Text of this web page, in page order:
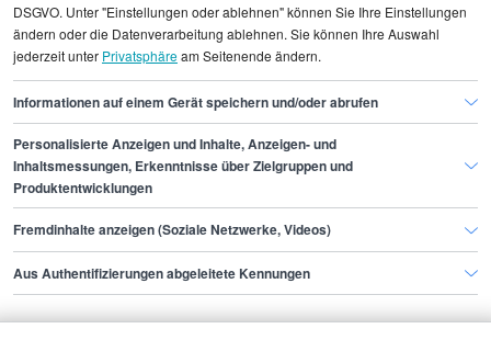
Gehaltsinformationen Sicherheit
ZUZ-Beamter
ZUZ-Beamter Bonn
Finde den Job,
der zu dir passt.
Bewerbende
DSGVO. Unter "Einstellungen oder ablehnen" können Sie Ihre Einstellungen
ändern oder die Datenverarbeitung ablehnen. Sie können Ihre Auswahl
jederzeit unter Privatsphäream Seitenende ändern.
Informationen auf einem Gerät speichern und/oder abrufen
Personalisierte Anzeigen und Inhalte, Anzeigen- und
Inhaltsmessungen, Erkenntnisse über Zielgruppen und
Produktentwicklungen
Fremdinhalte anzeigen (Soziale Netzwerke, Videos)
Aus Authentifizierungen abgeleitete Kennungen